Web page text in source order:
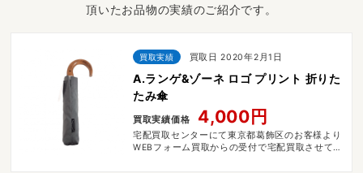
頂いたお品物の実績のご紹介です。
買取実績 買取日 2020年2月1日
A.ランゲ&ゾーネ ロゴ プリント 折りた
たみ傘
買取実績価格 4,000円
宅配買取センターにて東京都葛飾区のお客様より
WEBフォーム買取からの受付で宅配買取させてい